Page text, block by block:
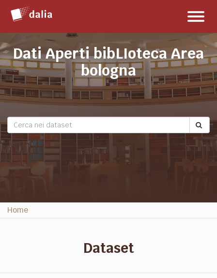
contenuto
Dati Aperti bibLIoteca Area
bologna
Home
Dataset